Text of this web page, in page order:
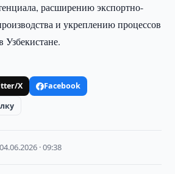
расширению экспортно-
и укреплению процессов
Узбекистане.
X
Facebook
04.06.2026 · 09:38